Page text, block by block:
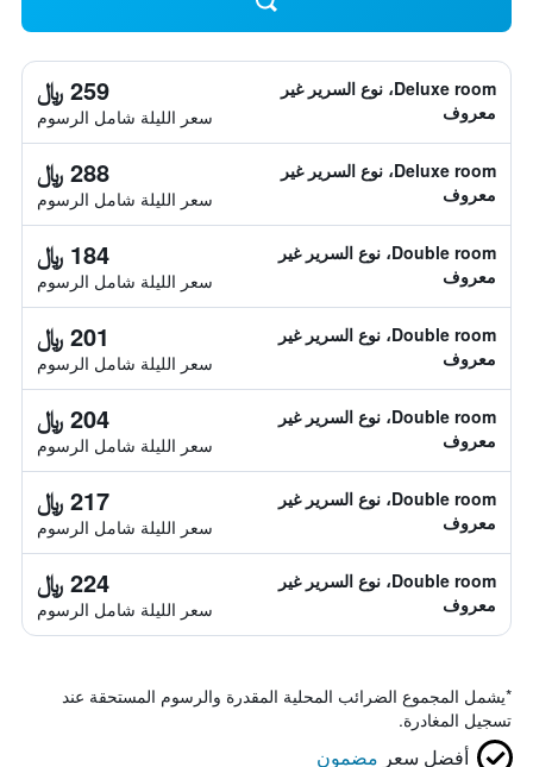
Deluxe room، نوع السرير غير
معروف
259 ﷼
سعر الليلة شامل الرسوم
Deluxe room، نوع السرير غير
معروف
288 ﷼
سعر الليلة شامل الرسوم
Double room، نوع السرير غير
معروف
184 ﷼
سعر الليلة شامل الرسوم
Double room، نوع السرير غير
معروف
201 ﷼
سعر الليلة شامل الرسوم
Double room، نوع السرير غير
معروف
204 ﷼
سعر الليلة شامل الرسوم
Double room، نوع السرير غير
معروف
217 ﷼
سعر الليلة شامل الرسوم
Double room، نوع السرير غير
معروف
224 ﷼
سعر الليلة شامل الرسوم
*يشمل المجموع الضرائب المحلية المقدرة والرسوم المستحقة عند
تسجيل المغادرة.
أفضل سعر مضمون